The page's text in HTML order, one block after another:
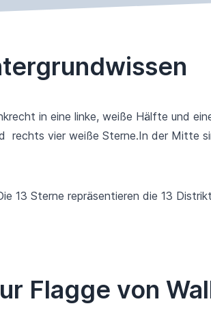
in eine linke, weiße Hälfte und
rechts vier weiße Sterne.In der Mitte
13 Sterne repräsentieren die 13
Flagge von